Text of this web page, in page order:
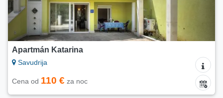
Apartmán Katarina
Savudrija
Cena od 110 € za noc